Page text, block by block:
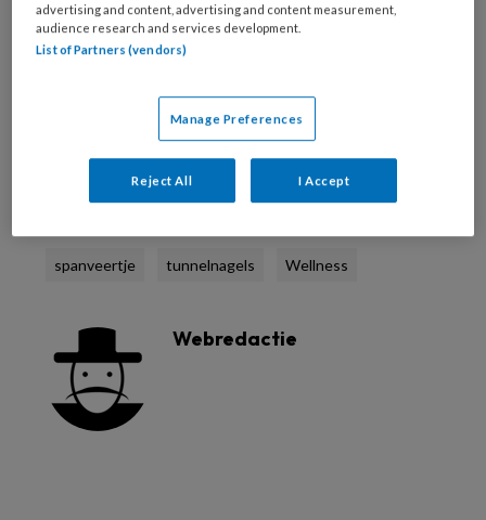
Reageer op dit artikel
Caroline Maitland Convexe nagels
ellen van kruining
spanveertje tunnelnagels Wellness
Webredactie
advertising and content, advertising and content measurement,
audience research and services development.
List of Partners (vendors)
Manage Preferences
Reject All I Accept